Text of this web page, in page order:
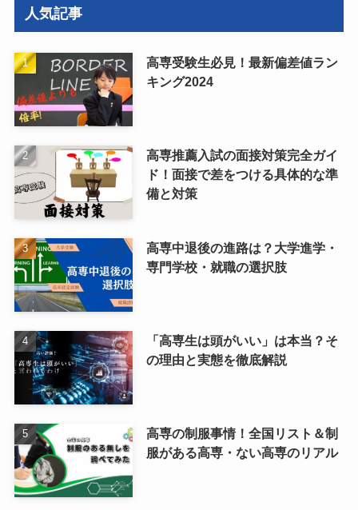
人気記事
高専受験生必見！最新偏差値ラン
キング2024
高専推薦入試の面接対策完全ガイ
ド！面接で差をつける具体的な準
備と対策
高専中退後の進路は？大学進学・
専門学校・就職の選択肢
「高専生は頭がいい」は本当？そ
の理由と実態を徹底解説
高専の制服事情！全国リスト＆制
服がある高専・ない高専のリアル